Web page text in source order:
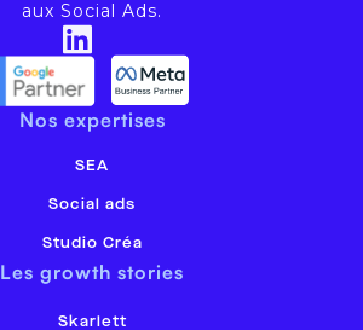
aux Social Ads.
Nos expertises
SEA
Social ads
Studio Créa
Les growth stories
Skarlett